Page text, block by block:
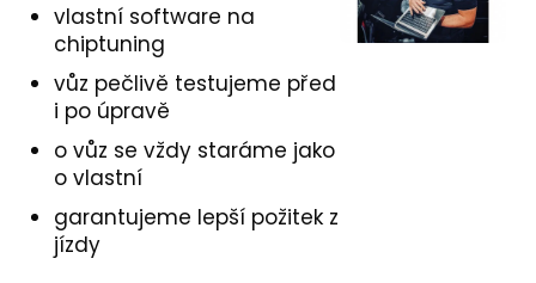
vlastní software na
chiptuning
vůz pečlivě testujeme před
i po úpravě
o vůz se vždy staráme jako
o vlastní
garantujeme lepší požitek z
jízdy